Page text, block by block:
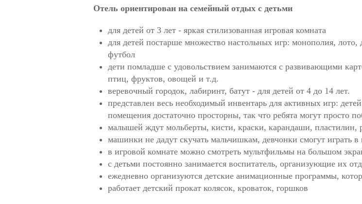
Отель ориентирован на семейный отдых с детьми
для детей от 3 лет - яркая стилизованная игровая комната
для детей постарше множество настольных игр: монополия,
футбол
дети помладше с удовольствием занимаются с развивающими
птиц, фруктов, овощей и т.д.
веревочный городок, лабиринт, батут - для детей от 4 до 14 лет.
представлен весь необходимый инвентарь для активных игр:
помещения достаточно просторны, так что ребята могут просто
малышей ждут мольберты, кисти, краски, карандаши, пластилин,
машинки не дадут скучать мальчишкам, девчонки смогут играть
в игровой комнате можно смотреть мультфильмы на большом
с детьми постоянно занимается воспитатель, организующие их
ежедневно организуются детские анимационные программы,
работает детский прокат колясок, кроваток, горшков